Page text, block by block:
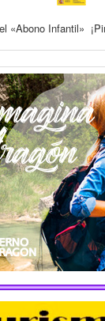
«Abono Infantil»